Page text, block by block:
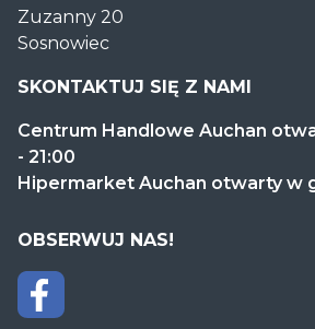
Handlowe
Auchan
Sosnowiec
Zuzanny 20
Sosnowiec
SKONTAKTUJ SIĘ Z NAMI
Centrum Handlowe Auchan
- 21:00
Hipermarket Auchan otwarty w
OBSERWUJ NAS!